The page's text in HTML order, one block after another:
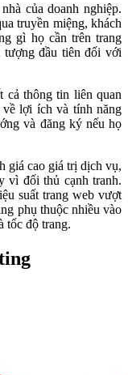
của doanh nghiệp.
truyền miệng, khách
gì họ cần trên trang
đầu tiên đối với
cả thông tin liên quan
về lợi ích và tính năng
và đăng ký nếu họ
giá cao giá trị dịch vụ,
vì đối thủ cạnh tranh.
suất trang web vượt
phụ thuộc nhiều vào
tốc độ trang.